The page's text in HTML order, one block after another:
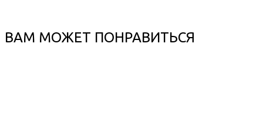
ВАМ МОЖЕТ ПОНРАВИТЬСЯ